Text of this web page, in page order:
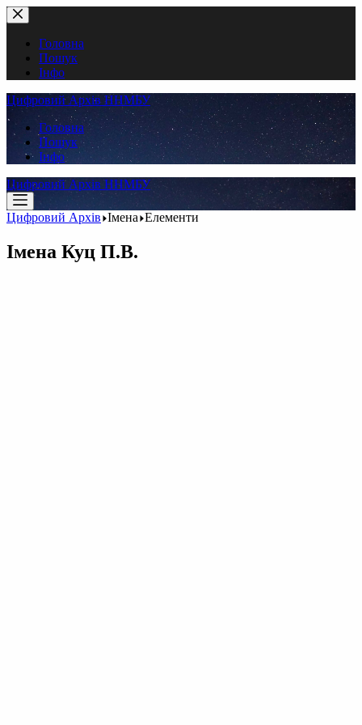
Перейти
до
вмістуГоловна
Пошук
Інфо
Цифровий Архів ННМБУ
Головна
Пошук
Інфо
Цифровий Архів ННМБУ
Цифровий Архів Імена Елементи
Імена Куц П.В.